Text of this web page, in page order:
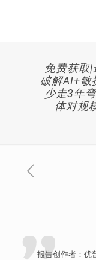
免费获取
破解AI+敏
少走3年
体对规
报告创作者：优